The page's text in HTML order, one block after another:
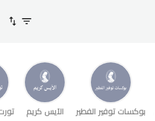
بوكسات توفير الفطير الآيس كريم